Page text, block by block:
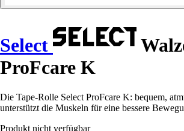
Select
ProFcare K
Die Tape-Rolle Select ProFcare K: bequem,
unterstützt die Muskeln für eine bessere
Produkt nicht verfügbar